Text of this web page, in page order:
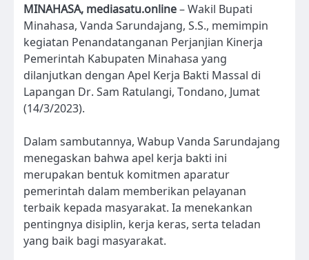
MINAHASA, mediasatu.online– Wakil Bupati
Minahasa, Vanda Sarundajang, S.S., memimpin
kegiatan Penandatanganan Perjanjian Kinerja
Pemerintah Kabupaten Minahasa yang
dilanjutkan dengan Apel Kerja Bakti Massal di
Lapangan Dr. Sam Ratulangi, Tondano, Jumat
(14/3/2023).
Dalam sambutannya, Wabup Vanda Sarundajang
menegaskan bahwa apel kerja bakti ini
merupakan bentuk komitmen aparatur
pemerintah dalam memberikan pelayanan
terbaik kepada masyarakat. Ia menekankan
pentingnya disiplin, kerja keras, serta teladan
yang baik bagi masyarakat.